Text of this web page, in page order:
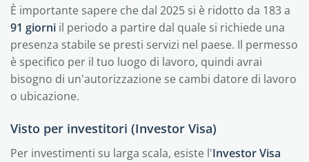
È importante sapere che dal 2025 si è ridotto da 183 a
91 giorni il periodo a partire dal quale si richiede una
presenza stabile se presti servizi nel paese. Il permesso
è specifico per il tuo luogo di lavoro, quindi avrai
bisogno di un'autorizzazione se cambi datore di lavoro
o ubicazione.
Visto per investitori (Investor Visa)
Per investimenti su larga scala, esiste l'Investor Visa